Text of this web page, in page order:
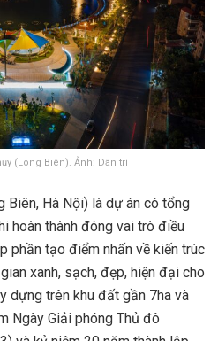
(Long Biên). Ảnh: Dân trí
Biên, Hà Nội) là dự án có tổng
hoàn thành đóng vai trò điều
phần tạo điểm nhấn về kiến trúc
xanh, sạch, đẹp, hiện đại cho
dựng trên khu đất gần 7ha và
Ngày Giải phóng Thủ đô